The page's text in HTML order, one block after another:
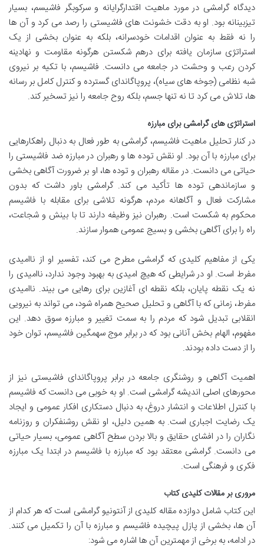
دیدگاه گرامشی در مورد ماهیت اقتدارگرایانه و سرکوبگر فاشیسم، بسیار
تیزبینانه بود. او به دقت خشونت های فاشیستی را رصد می کرد و آن ها
را نه فقط به عنوان اقدامات خودسرانه، بلکه به عنوان بخشی از یک
استراتژی سازمان یافته برای درهم شکستن هرگونه مقاومت و نهادینه
کردن رعب و وحشت در جامعه می دانست. فاشیسم، با تکیه بر نیروی
شبه نظامی (جوخه های سیاه)، پروپاگاندای گسترده و کنترل کامل بر رسانه
ها، تلاش می کرد تا نه تنها جسم، بلکه روح جامعه را نیز تسخیر کند.
استراتژی های گرامشی برای مبارزه
در کنار تحلیل ماهیت فاشیسم، گرامشی به طور فعال به دنبال راهکارهایی
برای مبارزه با آن بود. او نقش توده ها و رهبران در مبارزه ضد فاشیستی را
حیاتی می دانست. در مقاله رهبران و توده ها، او بر ضرورت آگاهی بخشی
و سازماندهی توده ها تأکید می کند. گرامشی باور داشت که بدون
مشارکت فعال و آگاهانه مردم، هرگونه تلاشی برای مقابله با فاشیسم
محکوم به شکست است. رهبران نیز وظیفه دارند تا با بینش و شجاعت،
راه را برای آگاهی بخشی و بسیج عمومی هموار سازند.
یکی از مفاهیم کلیدی که گرامشی مطرح می کند، تفسیر او از ناامیدی
مفرط است. او در شرایطی که هیچ امیدی به بهبود وجود ندارد، ناامیدی را
نه یک نقطه پایان، بلکه نقطه ای آغازین برای رهایی می بیند. ناامیدی
مفرط، زمانی که با آگاهی و تحلیل صحیح همراه شود، می تواند به نیرویی
انقلابی تبدیل شود که مردم را به سمت تغییر و مبارزه سوق دهد. این
مفهوم، الهام بخش آنانی بود که در برابر موج سهمگین فاشیسم، توان خود
را از دست داده بودند.
اهمیت آگاهی و روشنگری جامعه در برابر پروپاگاندای فاشیستی نیز از
محورهای اصلی اندیشه گرامشی است. او به خوبی می دانست که فاشیسم
با کنترل اطلاعات و انتشار دروغ، به دنبال دستکاری افکار عمومی و ایجاد
یک رضایت اجباری است. به همین دلیل، او نقش روشنفکران و روزنامه
نگاران را در افشای حقایق و بالا بردن سطح آگاهی عمومی، بسیار حیاتی
می دانست. گرامشی معتقد بود که مبارزه با فاشیسم در ابتدا یک مبارزه
فکری و فرهنگی است.
مروری بر مقالات کلیدی کتاب
این کتاب شامل دوازده مقاله کلیدی از آنتونیو گرامشی است که هر کدام از
آن ها، بخشی از پازل پیچیده فاشیسم و مبارزه با آن را تکمیل می کنند.
در ادامه، به برخی از مهمترین آن ها اشاره می شود: